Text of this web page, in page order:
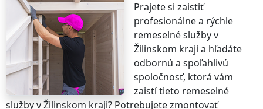
Prajete si zaistiť
profesionálne a rýchle
remeselné službyv
Žilinskom kraji a hľadáte
odbornú a spoľahlivú
spoločnosť, ktorá vám
zaistí tieto remeselné
službyv Žilinskom kraji? Potrebujete zmontovať